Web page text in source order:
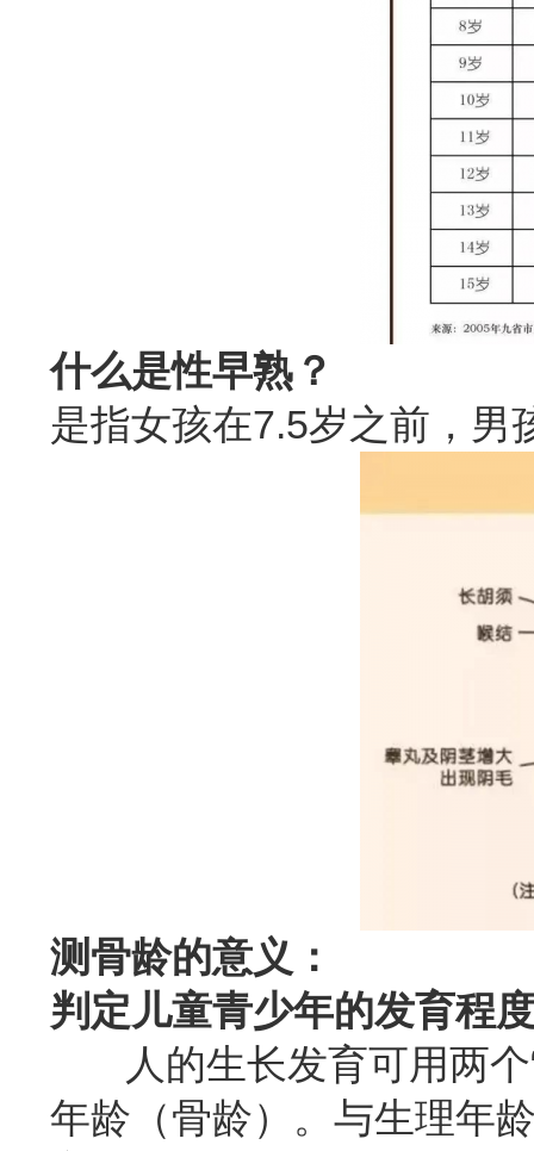
什么是性早熟？
是指女孩在7.5岁之前，男
测骨龄的意义：
判定儿童青少年的发育程
人的生长发育可用两个“
年龄（骨龄）。与生理年